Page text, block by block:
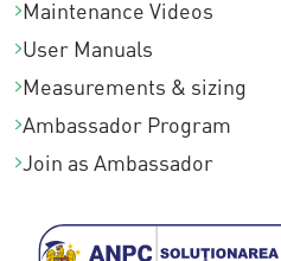
Maintenance Videos
User Manuals
Measurements & sizing
Ambassador Program
Join as Ambassador